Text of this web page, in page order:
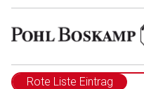
Rote Liste Eintrag